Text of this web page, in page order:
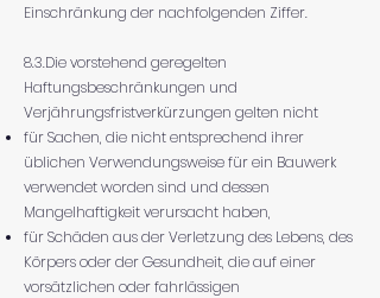
Einschränkung der nachfolgenden Ziffer.
8.3.Die vorstehend geregelten
Haftungsbeschränkungen und
Verjährungsfristverkürzungen gelten nicht
für Sachen, die nicht entsprechend ihrer
üblichen Verwendungsweise für ein Bauwerk
verwendet worden sind und dessen
Mangelhaftigkeit verursacht haben,
für Schäden aus der Verletzung des Lebens, des
Körpers oder der Gesundheit, die auf einer
vorsätzlichen oder fahrlässigen